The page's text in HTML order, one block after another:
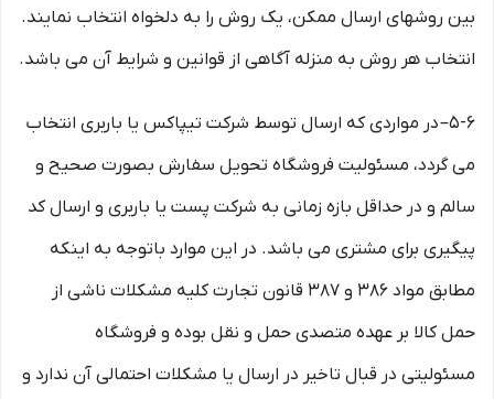
بین روشهای ارسال ممکن، یک روش را به دلخواه انتخاب نمایند.
انتخاب هر روش به منزله آگاهی از قوانین و شرایط آن می باشد.
۵-۶– در مواردی که ارسال توسط شرکت تیپاکس یا باربری انتخاب
می گردد، مسئولیت فروشگاه تحویل سفارش بصورت صحیح و
سالم و در حداقل بازه زمانی به شرکت پست یا باربری و ارسال کد
پیگیری برای مشتری می باشد. در این موارد باتوجه به اینکه
مطابق مواد ۳۸۶ و ۳۸۷ قانون تجارت کلیه مشکلات ناشی از
حمل کالا بر عهده متصدی حمل و نقل بوده و فروشگاه
مسئولیتی در قبال تاخیر در ارسال یا مشکلات احتمالی آن ندارد و